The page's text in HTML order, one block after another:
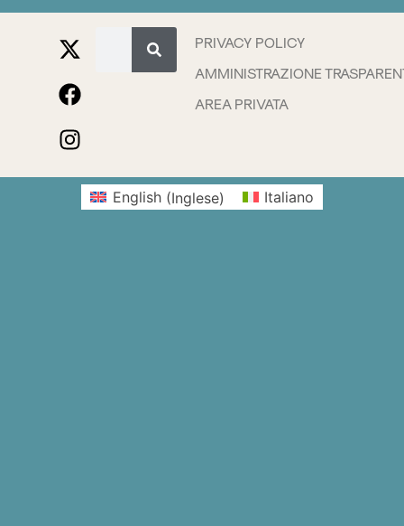
PRIVACY POLICY
AMMINISTRAZIONE
AREA PRIVATA
English(Inglese) Italiano